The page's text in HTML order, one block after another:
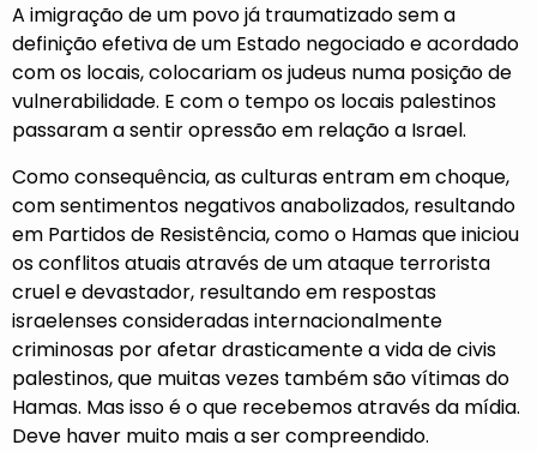
A imigração de um povo já traumatizado sem a
definição efetiva de um Estado negociado e acordado
com os locais, colocariam os judeus numa posição de
vulnerabilidade. E com o tempo os locais palestinos
passaram a sentir opressão em relação a Israel.
Como consequência, as culturas entram em choque,
com sentimentos negativos anabolizados, resultando
em Partidos de Resistência, como o Hamas que iniciou
os conflitos atuais através de um ataque terrorista
cruel e devastador, resultando em respostas
israelenses consideradas internacionalmente
criminosas por afetar drasticamente a vida de civis
palestinos, que muitas vezes também são vítimas do
Hamas. Mas isso é o que recebemos através da mídia.
Deve haver muito mais a ser compreendido.